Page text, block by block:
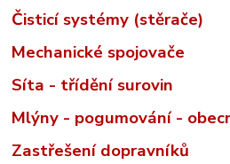
Čisticí systémy (stěrače)
Mechanické spojovače
Síta - třídění surovin
Mlýny - pogumování -
Zastřešení dopravníků